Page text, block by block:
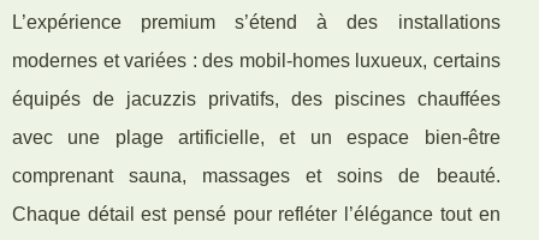
L’expérience premium s’étend à des installations
modernes et variées : des mobil-homes luxueux, certains
équipés de jacuzzis privatifs, des piscines chauffées
avec une plage artificielle, et un espace bien-être
comprenant sauna, massages et soins de beauté.
Chaque détail est pensé pour refléter l’élégance tout en